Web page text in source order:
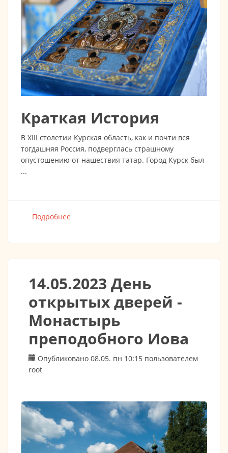
Краткая История
В XIII столетии Курская область, как и почти вся
тогдашняя Россия, подверглась страшному
опустошению от нашествия татар. Город Курск был
...
Подробнее
14.05.2023 День
открытых дверей -
Монастырь
преподобного Иова
Опубликовано 08.05. пн 10:15 пользователем
root